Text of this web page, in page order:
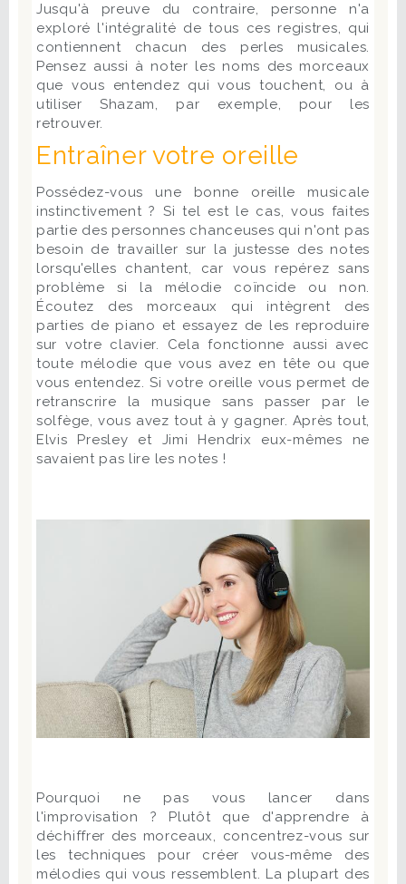
Jusqu'à preuve du contraire, personne n'a
exploré l'intégralité de tous ces registres, qui
contiennent chacun des perles musicales.
Pensez aussi à noter les noms des morceaux
que vous entendez qui vous touchent, ou à
utiliser Shazam, par exemple, pour les
retrouver.
Entraîner votre oreille
Possédez-vous une bonne oreille musicale
instinctivement ? Si tel est le cas, vous faites
partie des personnes chanceuses qui n'ont pas
besoin de travailler sur la justesse des notes
lorsqu'elles chantent, car vous repérez sans
problème si la mélodie coïncide ou non.
Écoutez des morceaux qui intègrent des
parties de piano et essayez de les reproduire
sur votre clavier. Cela fonctionne aussi avec
toute mélodie que vous avez en tête ou que
vous entendez. Si votre oreille vous permet de
retranscrire la musique sans passer par le
solfège, vous avez tout à y gagner. Après tout,
Elvis Presley et Jimi Hendrix eux-mêmes ne
savaient pas lire les notes !
Pourquoi ne pas vous lancer dans
l'improvisation ? Plutôt que d'apprendre à
déchiffrer des morceaux, concentrez-vous sur
les techniques pour créer vous-même des
mélodies qui vous ressemblent. La plupart des